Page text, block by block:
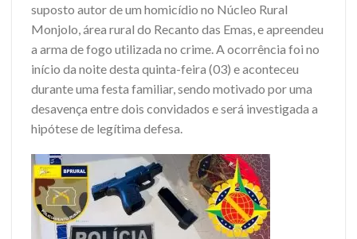
suposto autor de um homicídio no Núcleo Rural
Monjolo, área rural do Recanto das Emas, e apreendeu
a arma de fogo utilizada no crime. A ocorrência foi no
início da noite desta quinta-feira (03) e aconteceu
durante uma festa familiar, sendo motivado por uma
desavença entre dois convidados e será investigada a
hipótese de legítima defesa.